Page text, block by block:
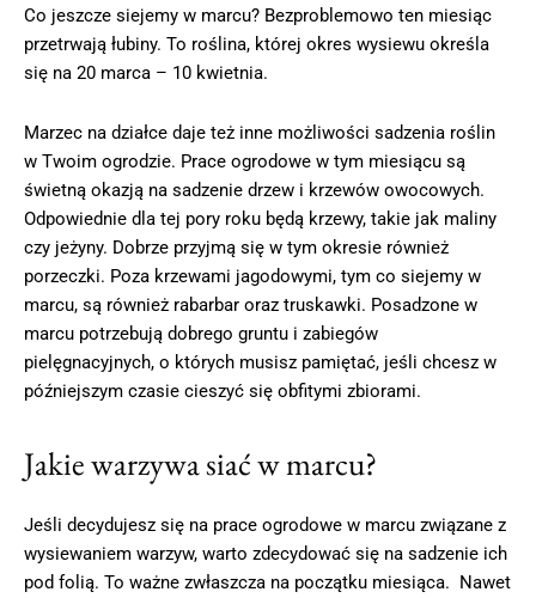
Co jeszcze siejemy w marcu? Bezproblemowo ten miesiąc
przetrwają łubiny. To roślina, której okres wysiewu określa
się na 20 marca – 10 kwietnia.
Marzec na działce daje też inne możliwości sadzenia roślin
w Twoim ogrodzie. Prace ogrodowe w tym miesiącu są
świetną okazją na sadzenie drzew i krzewów owocowych.
Odpowiednie dla tej pory roku będą krzewy, takie jak maliny
czy jeżyny. Dobrze przyjmą się w tym okresie również
porzeczki. Poza krzewami jagodowymi, tym co siejemy w
marcu, są również rabarbar oraz truskawki. Posadzone w
marcu potrzebują dobrego gruntu i zabiegów
pielęgnacyjnych, o których musisz pamiętać, jeśli chcesz w
późniejszym czasie cieszyć się obfitymi zbiorami.
Jakie warzywa siać w marcu?
Jeśli decydujesz się na prace ogrodowe w marcu związane z
wysiewaniem warzyw, warto zdecydować się na sadzenie ich
pod folią. To ważne zwłaszcza na początku miesiąca. Nawet